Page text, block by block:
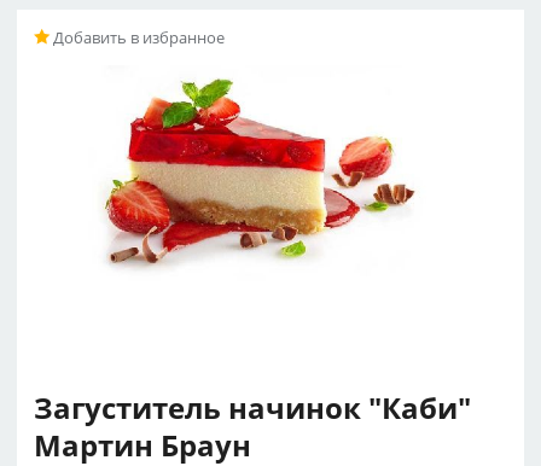
Добавить в избранное
Загуститель начинок "Каби"
Мартин Браун